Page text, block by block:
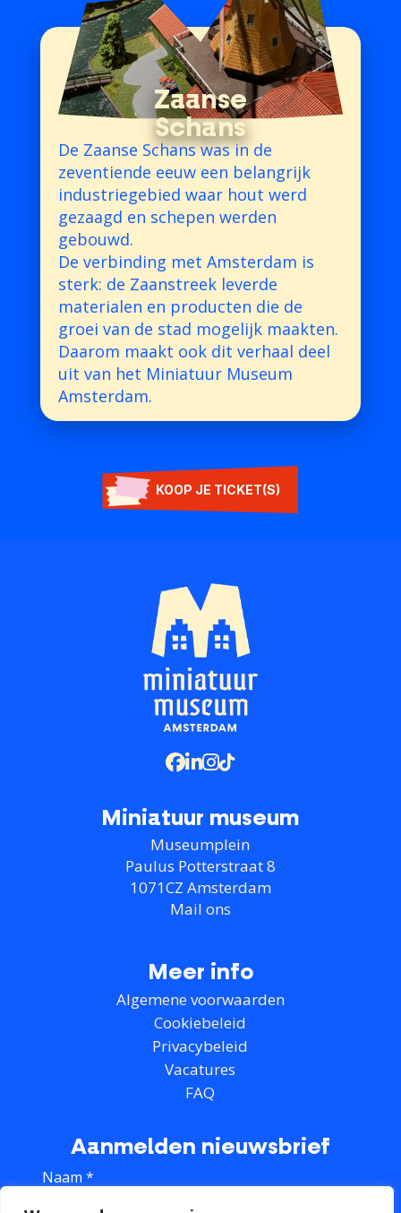
Zaanse
Schans
De Zaanse Schans was in de
zeventiende eeuw een belangrijk
industriegebied waar hout werd
gezaagd en schepen werden
gebouwd.
De verbinding met Amsterdam is
sterk: de Zaanstreek leverde
materialen en producten die de
groei van de stad mogelijk maakten.
Daarom maakt ook dit verhaal deel
uit van het Miniatuur Museum
Amsterdam.
KOOP JE TICKET(S)
Miniatuur museum
Museumplein
Paulus Potterstraat 8
1071CZ Amsterdam
Mail ons
Meer info
Algemene voorwaarden
Cookiebeleid
Privacybeleid
Vacatures
FAQ
Aanmelden nieuwsbrief